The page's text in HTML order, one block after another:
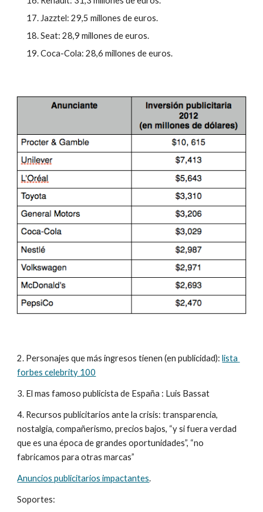
Jazztel: 29,5 millones de euros.
Seat: 28,9 millones de euros.
Coca-Cola: 28,6 millones de euros.
2. Personajes que más ingresos tienen (en publicidad): lista
forbes celebrity 100
3. El mas famoso publicista de España : Luis Bassat
4. Recursos publicitarios ante la crisis: transparencia,
nostalgia, compañerismo, precios bajos, “y si fuera verdad
que es una época de grandes oportunidades”, “no
fabricamos para otras marcas”
Anuncios publicitarios impactantes.
Soportes: